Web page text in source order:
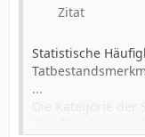
Der Schutz der
Gegenstand eines
Kind ist Träger
Die staatliche
Zitat
Statistische
...
überflüssig, ist